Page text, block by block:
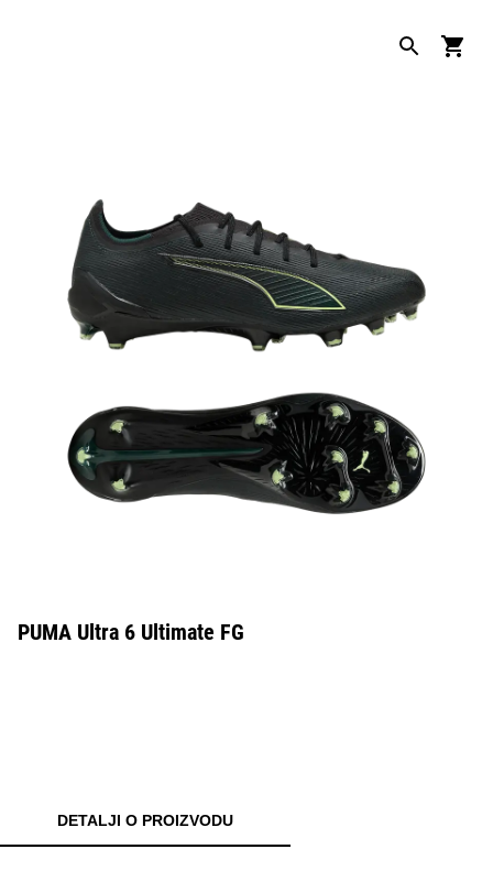
PUMA Ultra 6 Ultimate FG
DETALJI O PROIZVODU